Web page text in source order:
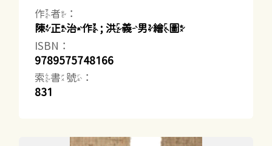
作者：
陳正治作 ; 洪義男繪圖
ISBN：
9789575748166
索書號：
831